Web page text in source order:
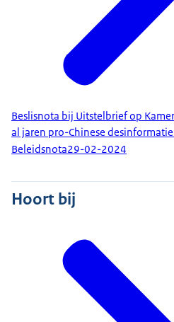
Beslisnota bij Uitstelbrief op
al jaren pro-Chinese
Beleidsnota29-02-2024
Hoort bij